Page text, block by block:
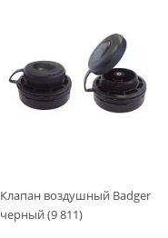
Клапан воздушный Badger
черный (9 811)